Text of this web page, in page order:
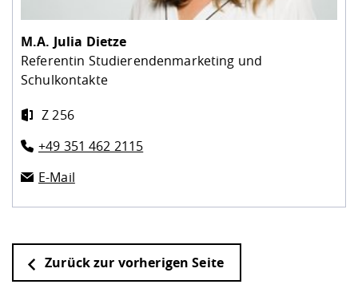
M.A. Julia Dietze
Referentin Studierendenmarketing und
Schulkontakte
Z 256
+49 351 462 2115
E-Mail
Zurück zur vorherigen Seite